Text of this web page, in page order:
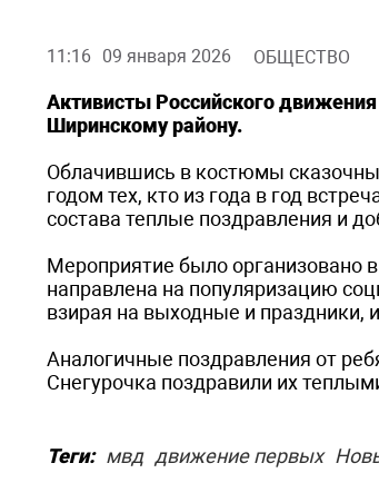
11:16 09 января 2026 ОБЩЕСТВО
Активисты Российского
Ширинскому району.
Облачившись в костюмы
годом тех, кто из года в год
состава теплые поздравления и
Мероприятие было организовано
направлена на популяризацию
взирая на выходные и праздники,
Аналогичные поздравления от
Снегурочка поздравили их
Теги: мвд движение первых